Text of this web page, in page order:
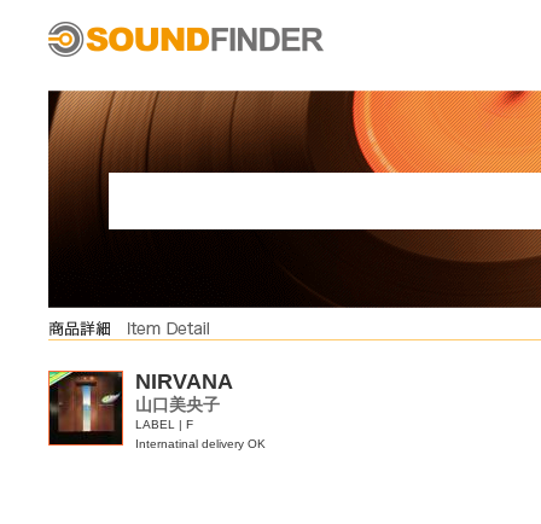
NIRVANA
山口美央子
LABEL | F
Internatinal delivery OK